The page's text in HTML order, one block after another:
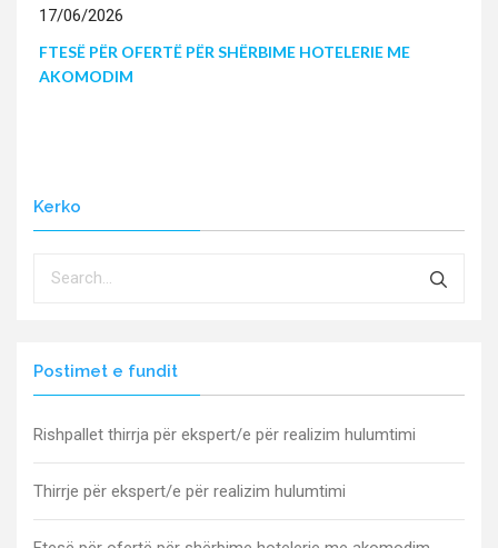
17/06/2026
FTESË PËR OFERTË PËR SHËRBIME HOTELERIE ME
AKOMODIM
Kerko
Postimet e fundit
Rishpallet thirrja për ekspert/e për realizim hulumtimi
Thirrje për ekspert/e për realizim hulumtimi